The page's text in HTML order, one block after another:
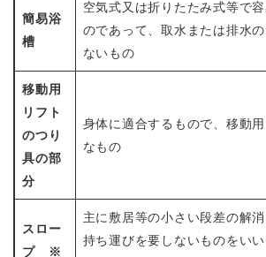
簡易浴
槽
空気式又は折りたたみ式等で
のであって、取水または排水
ないもの
移動用
リフト
のつり
具の部
分
身体に適合するもので、移動
なもの
スロー
プ ※
主に敷居等の小さい段差の解
持ち運びを要しないものをい